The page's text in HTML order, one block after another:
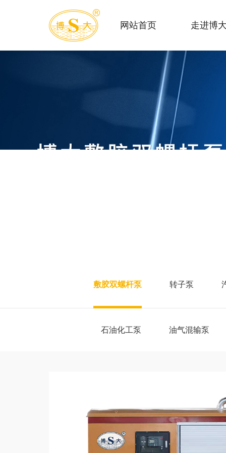
网站首页 走进博
敷胶双螺杆泵 转子泵
石油化工泵 油气混输泵